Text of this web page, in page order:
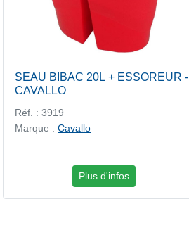
SEAU BIBAC 20L + ESSOREUR -
CAVALLO
Réf. : 3919
Marque : Cavallo
Plus d'infos